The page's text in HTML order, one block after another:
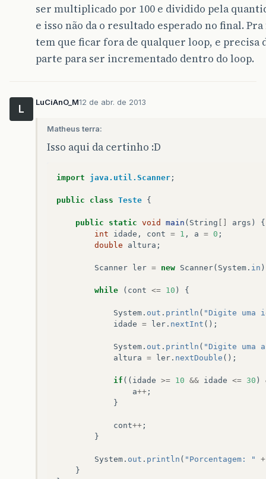
ser multiplicado por 100 e dividido pela
e isso não da o resultado esperado no final.
tem que ficar fora de qualquer loop, e precisa
parte para ser incrementado dentro do loop.
L
LuCiAnO_M12 de abr. de 2013
Matheus terra:
Isso aqui da certinho :D
import java.util.Scanner ;
public class Teste {
public static void main ( String [] args )
{
int
idade , cont = 1 , a = 0 ;
double
altura ;
Scanner ler = new Scanner( System . in
while ( cont <= 10 ) {
System . out . println ( "Digite uma
idade = ler . nextInt ();
System . out . println ( "Digite uma
altura = ler . nextDouble ();
if (( idade >= 10 && idade <= 30 )
a++ ;
}
cont++ ;
}
System . out . println ( "Porcentagem: "
+
}